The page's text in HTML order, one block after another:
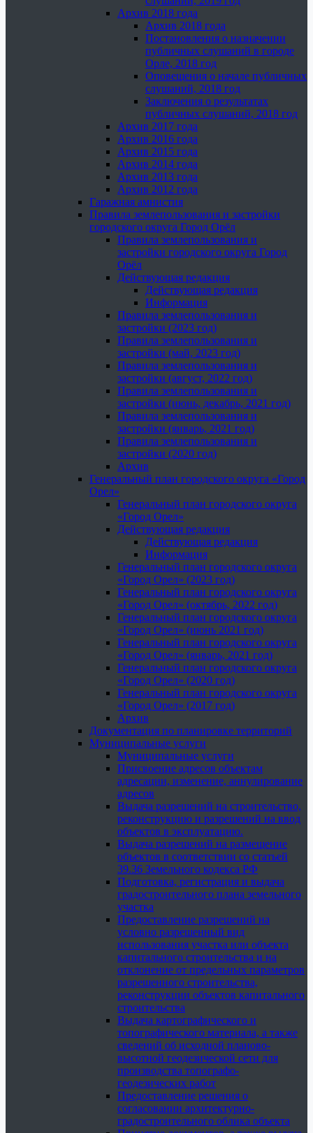
Архив 2018 года
Архив 2018 года
Постановления о назначении
публичных слушаний в городе
Орле, 2018 год
Оповещения о начале публичных
слушаний, 2018 год
Заключения о результатах
публичных слушаний, 2018 год
Архив 2017 года
Архив 2016 года
Архив 2015 года
Архив 2014 года
Архив 2013 года
Архив 2012 года
Гаражная амнистия
Правила землепользования и застройки
городского округа Город Орёл
Правила землепользования и
застройки городского округа Город
Орёл
Действующая редакция
Действующая редакция
Информация
Правила землепользования и
застройки (2023 год)
Правила землепользования и
застройки (май, 2023 год)
Правила землепользования и
застройки (август, 2022 год)
Правила землепользования и
застройки (июнь, декабрь, 2021 год)
Правила землепользования и
застройки (январь, 2021 год)
Правила землепользования и
застройки (2020 год)
Архив
Генеральный план городского округа «Город
Орел»
Генеральный план городского округа
«Город Орел»
Действующая редакция
Действующая редакция
Информация
Генеральный план городского округа
«Город Орел» (2023 год)
Генеральный план городского округа
«Город Орел» (октябрь, 2022 год)
Генеральный план городского округа
«Город Орел» (июнь 2021 год)
Генеральный план городского округа
«Город Орел» (январь, 2021 год)
Генеральный план городского округа
«Город Орел» (2020 год)
Генеральный план городского округа
«Город Орел» (2017 год)
Архив
Документация по планировке территорий
Муниципальные услуги
Муниципальные услуги
Присвоение адресов объектам
адресации, изменение, аннулирование
адресов
Выдача разрешений на строительство,
реконструкцию и разрешений на ввод
объектов в эксплуатацию.
Выдача разрешений на размещение
объектов в соответствии со статьей
39.36 Земельного кодекса РФ
Подготовка, регистрация и выдача
градостроительного плана земельного
участка
Предоставление разрешений на
условно разрешенный вид
использования участка или объекта
капитального строительства и на
отклонение от предельных параметров
разрешенного строительства,
реконструкции объектов капитального
строительства
Выдача картографического и
топографического материала, а также
сведений об исходной планово-
высотной геодезической сети для
производства топографо-
геодезических работ
Предоставление решения о
согласовании архитектурно-
градостроительного облика объекта